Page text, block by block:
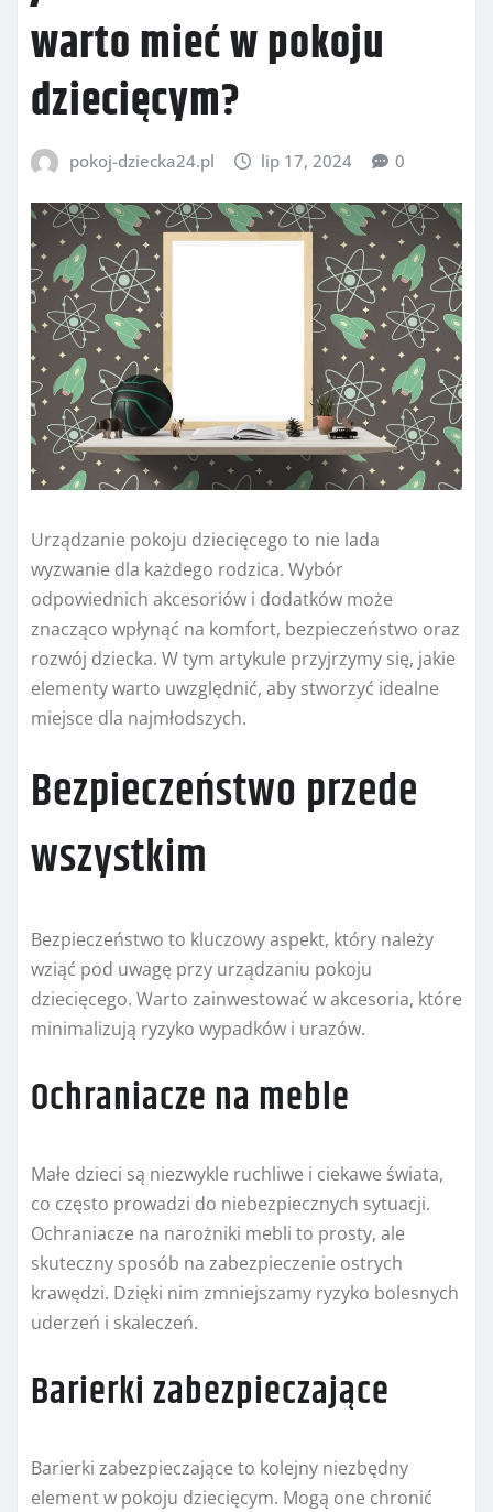
warto mieć w pokoju
dziecięcym?
pokoj-dziecka24.pl lip 17, 2024 0
Urządzanie pokoju dziecięcego to nie lada
wyzwanie dla każdego rodzica. Wybór
odpowiednich akcesoriów i dodatków może
znacząco wpłynąć na komfort, bezpieczeństwo oraz
rozwój dziecka. W tym artykule przyjrzymy się, jakie
elementy warto uwzględnić, aby stworzyć idealne
miejsce dla najmłodszych.
Bezpieczeństwo przede
wszystkim
Bezpieczeństwo to kluczowy aspekt, który należy
wziąć pod uwagę przy urządzaniu pokoju
dziecięcego. Warto zainwestować w akcesoria, które
minimalizują ryzyko wypadków i urazów.
Ochraniacze na meble
Małe dzieci są niezwykle ruchliwe i ciekawe świata,
co często prowadzi do niebezpiecznych sytuacji.
Ochraniacze na narożniki mebli to prosty, ale
skuteczny sposób na zabezpieczenie ostrych
krawędzi. Dzięki nim zmniejszamy ryzyko bolesnych
uderzeń i skaleczeń.
Barierki zabezpieczające
Barierki zabezpieczające to kolejny niezbędny
element w pokoju dziecięcym. Mogą one chronić